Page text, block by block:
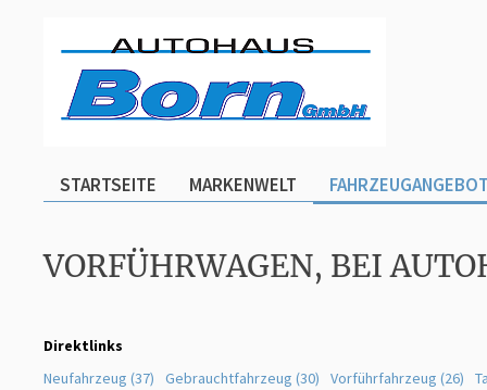
STARTSEITE MARKENWELT
VORFÜHRWAGEN, BEI
Direktlinks
Neufahrzeug (37)
Gebrauchtfahrzeug (30) Vorführfahrzeug (26)